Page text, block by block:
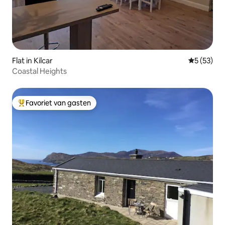
Flat in Kilcar
5 (53)
Coastal Heights
Topfavoriet van gasten
Favoriet van gasten